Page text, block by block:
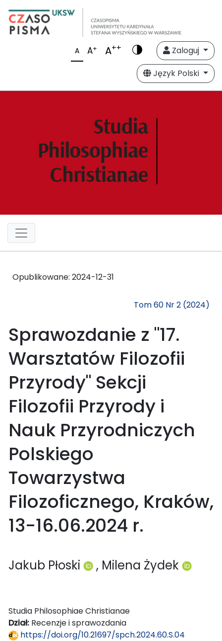
A A+ A++
Zaloguj
Język Polski
Opublikowane: 2024-12-31
Tom 60 Nr 2 (2024)
Sprawozdanie z "17.
Warsztatów Filozofii
Przyrody" Sekcji
Filozofii Przyrody i
Nauk Przyrodniczych
Polskiego
Towarzystwa
Filozoficznego, Kraków,
13-16.06.2024 r.
Jakub Płoski , Milena Żydek
Studia Philosophiae Christianae
Dział: Recenzje i sprawozdania
https://doi.org/10.21697/spch.2024.60.S.04